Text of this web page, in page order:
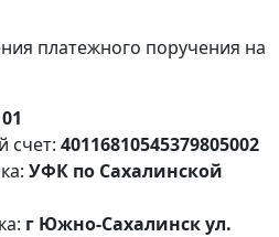
платежного поручения на
счет: 40116810545379805002
УФК по Сахалинской
г Южно-Сахалинск ул.